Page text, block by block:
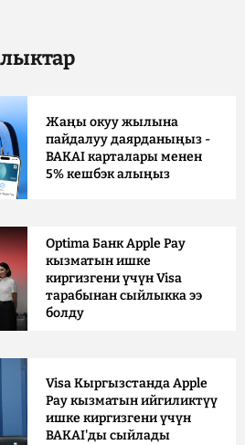
Жаңы окуу жылына
пайдалуу даярданыңыз -
BAKAI карталары менен
5% кешбэк алыңыз
Optima Банк Apple Pay
кызматын ишке
киргизгени үчүн Visa
тарабынан сыйлыкка ээ
болду
Visa Кыргызстанда Apple
Pay кызматын ийгиликтүү
ишке киргизгени үчүн
BAKAI'ды сыйлады